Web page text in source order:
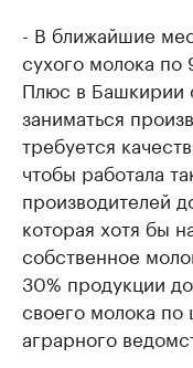
- В ближайшие
сухого молока
Плюс в Башкирии
заниматься
требуется
чтобы работала
производителей
которая хотя бы
собственное
30% продукции
своего молока по
аграрного